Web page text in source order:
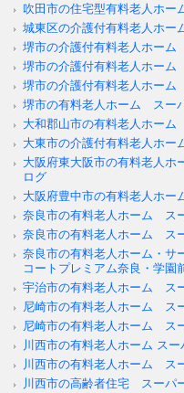
吹田市の住宅型有料老人ホ
城東区の介護付有料老人ホ
堺市の介護付有料老人ホー
堺市の介護付有料老人ホー
堺市の介護付有料老人ホー
堺市の有料老人ホーム スー
大和郡山市の有料老人ホー
大東市の介護付有料老人ホ
大阪府東大阪市の有料老人
ログ
大阪府豊中市の有料老人ホ
奈良市の有料老人ホーム ス
奈良市の有料老人ホーム ス
奈良市の有料老人ホーム・
コートプレミアム奈良・学園
宇治市の有料老人ホーム ス
尼崎市の有料老人ホーム ス
尼崎市の有料老人ホーム ス
川西市の有料老人ホーム ス
川西市の有料老人ホーム ス
川西市の高齢者住宅 スーパ